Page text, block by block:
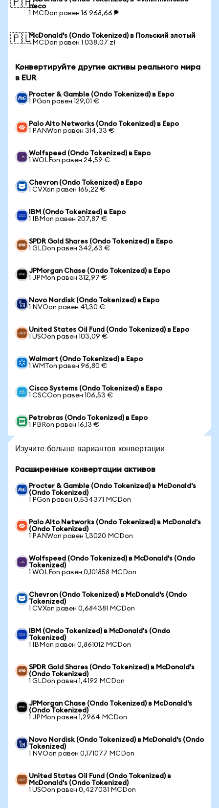
🇵🇭песо
1 MCDon равен 16 968,66 ₱
🇵🇱McDonald's (Ondo Tokenized) в Польский злотый
1 MCDon равен 1 038,07 zł
Конвертируйте другие активы реального мира
в EUR
Procter & Gamble (Ondo Tokenized) в Евро
1 PGon равен 129,01 €
Palo Alto Networks (Ondo Tokenized) в Евро
1 PANWon равен 314,33 €
Wolfspeed (Ondo Tokenized) в Евро
1 WOLFon равен 24,59 €
Chevron (Ondo Tokenized) в Евро
1 CVXon равен 165,22 €
IBM (Ondo Tokenized) в Евро
1 IBMon равен 207,87 €
SPDR Gold Shares (Ondo Tokenized) в Евро
1 GLDon равен 342,63 €
JPMorgan Chase (Ondo Tokenized) в Евро
1 JPMon равен 312,97 €
Novo Nordisk (Ondo Tokenized) в Евро
1 NVOon равен 41,30 €
United States Oil Fund (Ondo Tokenized) в Евро
1 USOon равен 103,09 €
Walmart (Ondo Tokenized) в Евро
1 WMTon равен 96,80 €
Cisco Systems (Ondo Tokenized) в Евро
1 CSCOon равен 106,53 €
Petrobras (Ondo Tokenized) в Евро
1 PBRon равен 16,13 €
Изучите больше вариантов конвертации
Расширенные конвертации активов
Procter & Gamble (Ondo Tokenized) в McDonald's
(Ondo Tokenized)
1 PGon равен 0,534371 MCDon
Palo Alto Networks (Ondo Tokenized) в McDonald's
(Ondo Tokenized)
1 PANWon равен 1,3020 MCDon
Wolfspeed (Ondo Tokenized) в McDonald's (Ondo
Tokenized)
1 WOLFon равен 0,101858 MCDon
Chevron (Ondo Tokenized) в McDonald's (Ondo
Tokenized)
1 CVXon равен 0,684381 MCDon
IBM (Ondo Tokenized) в McDonald's (Ondo
Tokenized)
1 IBMon равен 0,861012 MCDon
SPDR Gold Shares (Ondo Tokenized) в McDonald's
(Ondo Tokenized)
1 GLDon равен 1,4192 MCDon
JPMorgan Chase (Ondo Tokenized) в McDonald's
(Ondo Tokenized)
1 JPMon равен 1,2964 MCDon
Novo Nordisk (Ondo Tokenized) в McDonald's (Ondo
Tokenized)
1 NVOon равен 0,171077 MCDon
United States Oil Fund (Ondo Tokenized) в
McDonald's (Ondo Tokenized)
1 USOon равен 0,427031 MCDon